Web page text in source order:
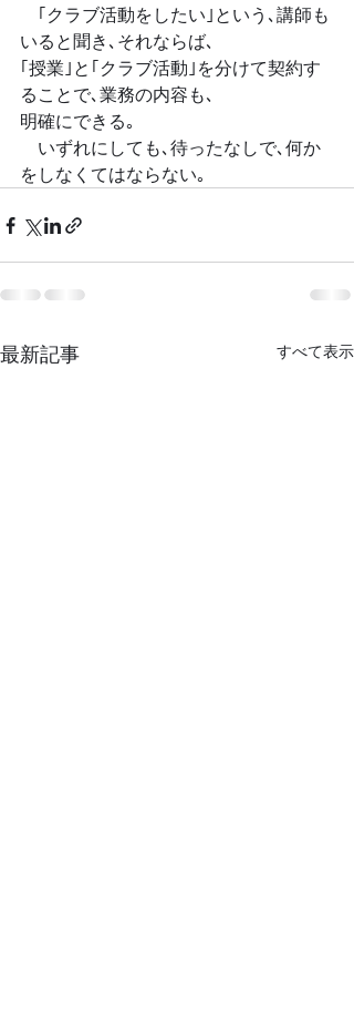
｢クラブ活動をしたい｣という､講師も
いると聞き､それならば､
｢授業｣と｢クラブ活動｣を分けて契約す
ることで､業務の内容も､
明確にできる｡
いずれにしても､待ったなしで､何か
をしなくてはならない｡
最新記事 すべて表示